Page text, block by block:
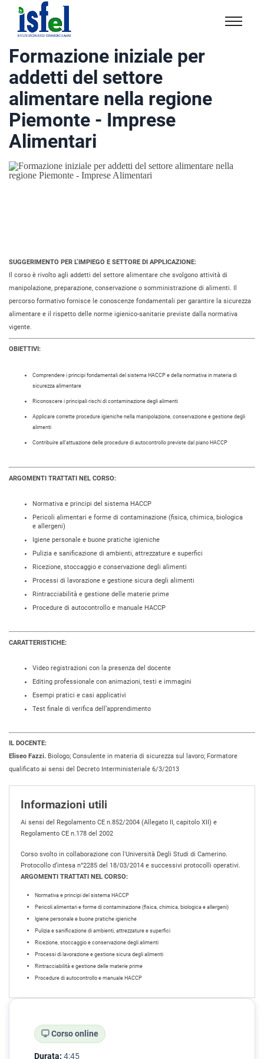
Isfel
Istituto
specialistico
formazione
e
lavoro
Formazione iniziale per
addetti del settore
alimentare nella regione
Piemonte - Imprese
Alimentari
SUGGERIMENTO PER L’IMPIEGO E SETTORE DI APPLICAZIONE:
Il corso è rivolto agli addetti del settore alimentare che svolgono attività di
manipolazione, preparazione, conservazione o somministrazione di alimenti. Il
percorso formativo fornisce le conoscenze fondamentali per garantire la sicurezza
alimentare e il rispetto delle norme igienico-sanitarie previste dalla normativa
vigente.
OBIETTIVI:
Comprendere i principi fondamentali del sistema HACCP e della normativa in materia di
sicurezza alimentare
Riconoscere i principali rischi di contaminazione degli alimenti
Applicare corrette procedure igieniche nella manipolazione, conservazione e gestione degli
alimenti
Contribuire all’attuazione delle procedure di autocontrollo previste dal piano HACCP
ARGOMENTI TRATTATI NEL CORSO:
Normativa e principi del sistema HACCP
Pericoli alimentari e forme di contaminazione (fisica, chimica, biologica
e allergeni)
Igiene personale e buone pratiche igieniche
Pulizia e sanificazione di ambienti, attrezzature e superfici
Ricezione, stoccaggio e conservazione degli alimenti
Processi di lavorazione e gestione sicura degli alimenti
Rintracciabilità e gestione delle materie prime
Procedure di autocontrollo e manuale HACCP
CARATTERISTICHE:
Video registrazioni con la presenza del docente
Editing professionale con animazioni, testi e immagini
Esempi pratici e casi applicativi
Test finale di verifica dell’apprendimento
IL DOCENTE:
Eliseo Fazzi. Biologo; Consulente in materia di sicurezza sul lavoro; Formatore
qualificato ai sensi del Decreto Interministeriale 6/3/2013
Informazioni utili
Ai sensi del Regolamento CE n.852/2004 (Allegato II, capitolo XII) e
Regolamento CE n.178 del 2002
Corso svolto in collaborazione con l'Università Degli Studi di Camerino.
Protocollo d’intesa n°2285 del 18/03/2014 e successivi protocolli operativi.
ARGOMENTI TRATTATI NEL CORSO:
Normativa e principi del sistema HACCP
Pericoli alimentari e forme di contaminazione (fisica, chimica, biologica e allergeni)
Igiene personale e buone pratiche igieniche
Pulizia e sanificazione di ambienti, attrezzature e superfici
Ricezione, stoccaggio e conservazione degli alimenti
Processi di lavorazione e gestione sicura degli alimenti
Rintracciabilità e gestione delle materie prime
Procedure di autocontrollo e manuale HACCP
Corso online
Durata: 4:45